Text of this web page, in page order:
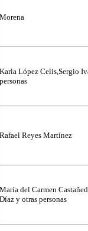
Morena
Karla López Celis,Sergio
personas
Rafael Reyes Martínez
María del Carmen
Díaz y otras personas